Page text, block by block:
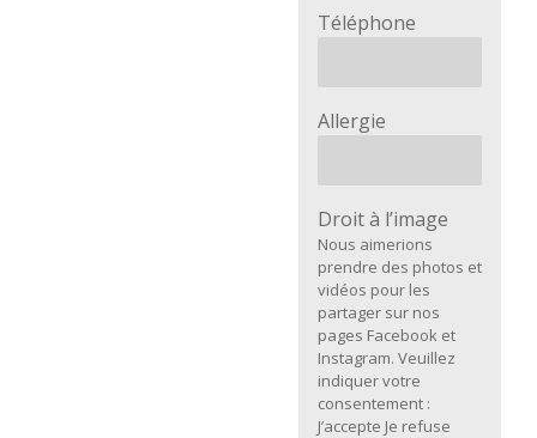
Téléphone
Allergie
Droit à l’image
Nous aimerions
prendre des photos et
vidéos pour les
partager sur nos
pages Facebook et
Instagram. Veuillez
indiquer votre
consentement :
J’accepte Je refuse